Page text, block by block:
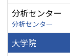
分析センター
分析センター
大学院